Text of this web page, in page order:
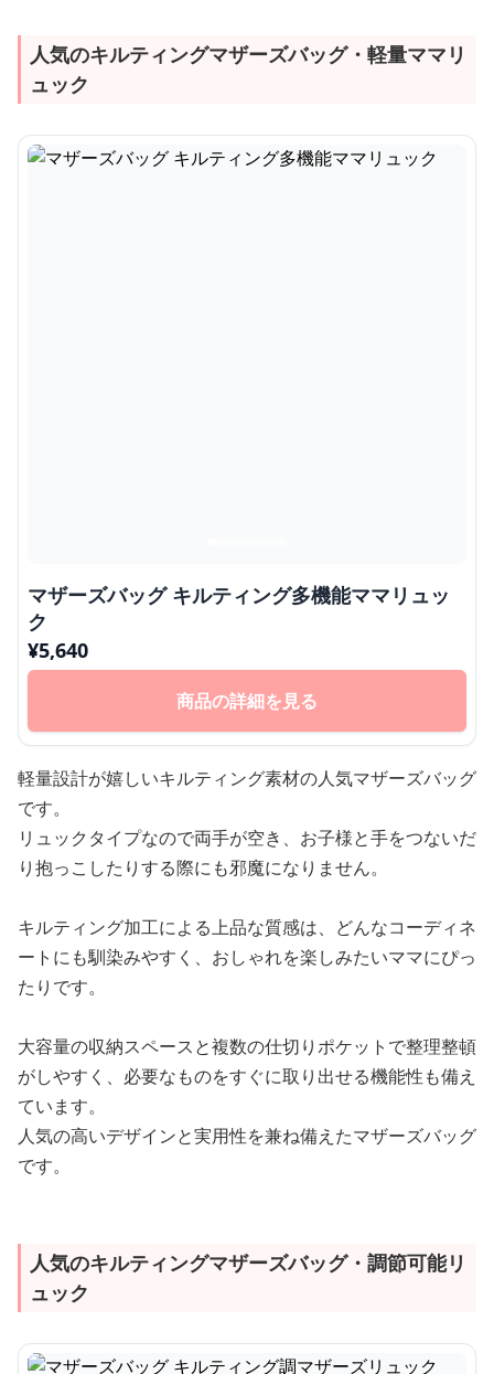
人気のキルティングマザーズバッグ・軽量ママリ
ュック
マザーズバッグ キルティング多機能ママリュッ
ク
¥5,640
商品の詳細を見る
軽量設計が嬉しいキルティング素材の人気マザーズバッグ
です。
リュックタイプなので両手が空き、お子様と手をつないだ
り抱っこしたりする際にも邪魔になりません。
キルティング加工による上品な質感は、どんなコーディネ
ートにも馴染みやすく、おしゃれを楽しみたいママにぴっ
たりです。
大容量の収納スペースと複数の仕切りポケットで整理整頓
がしやすく、必要なものをすぐに取り出せる機能性も備え
ています。
人気の高いデザインと実用性を兼ね備えたマザーズバッグ
です。
人気のキルティングマザーズバッグ・調節可能リ
ュック